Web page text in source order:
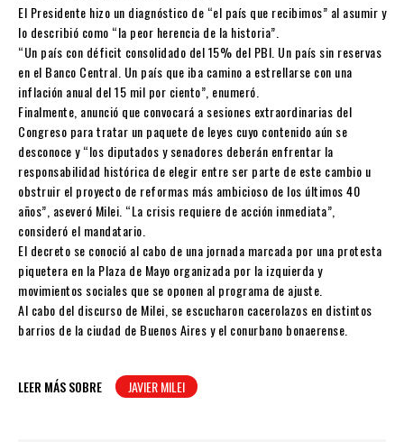
El Presidente hizo un diagnóstico de “el país que recibimos” al asumir y
lo describió como “la peor herencia de la historia”.
“Un país con déficit consolidado del 15% del PBI. Un país sin reservas
en el Banco Central. Un país que iba camino a estrellarse con una
inflación anual del 15 mil por ciento”, enumeró.
Finalmente, anunció que convocará a sesiones extraordinarias del
Congreso para tratar un paquete de leyes cuyo contenido aún se
desconoce y “los diputados y senadores deberán enfrentar la
responsabilidad histórica de elegir entre ser parte de este cambio u
obstruir el proyecto de reformas más ambicioso de los últimos 40
años”, aseveró Milei. “La crisis requiere de acción inmediata”,
consideró el mandatario.
El decreto se conoció al cabo de una jornada marcada por una protesta
piquetera en la Plaza de Mayo organizada por la izquierda y
movimientos sociales que se oponen al programa de ajuste.
Al cabo del discurso de Milei, se escucharon cacerolazos en distintos
barrios de la ciudad de Buenos Aires y el conurbano bonaerense.
LEER MÁS SOBRE JAVIER MILEI